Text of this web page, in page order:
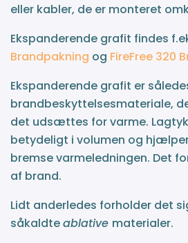
eller kabler, de er monteret
Ekspanderende grafit findes
Brandpakning og FireFree 320
Ekspanderende grafit er
brandbeskyttelsesmateriale,
det udsættes for varme.
betydeligt i volumen og
bremse varmeledningen. Det
af brand.
Lidt anderledes forholder det
såkaldteablative materialer.